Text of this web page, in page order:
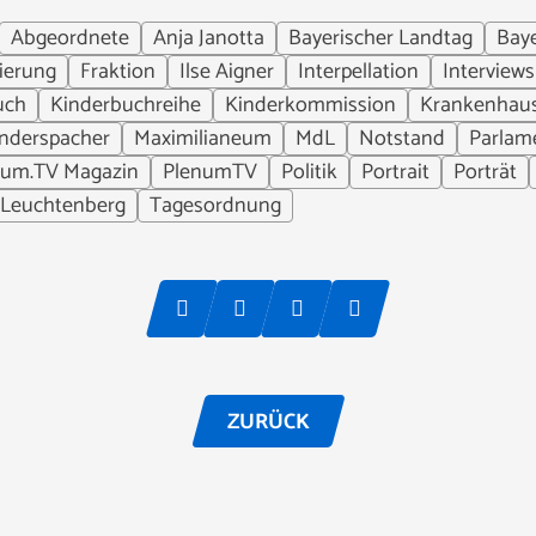
Abgeordnete Anja Janotta Bayerischer Landtag
Fraktion Ilse Aigner Interpellation
Interviews
Kinderbuchreihe Kinderkommission
Maximilianeum MdL Notstand
Magazin
PlenumTV Politik Portrait
Porträt
Tagesordnung
ZURÜCK